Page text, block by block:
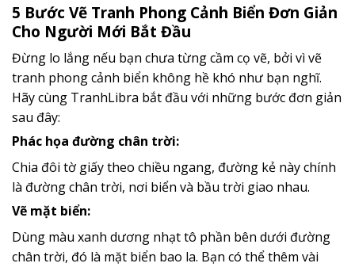
5 Bước Vẽ Tranh Phong Cảnh Biển Đơn Giản
Cho Người Mới Bắt Đầu
Đừng lo lắng nếu bạn chưa từng cầm cọ vẽ, bởi vì vẽ
tranh phong cảnh biển không hề khó như bạn nghĩ.
Hãy cùng TranhLibra bắt đầu với những bước đơn giản
sau đây:
Phác họa đường chân trời:
Chia đôi tờ giấy theo chiều ngang, đường kẻ này chính
là đường chân trời, nơi biển và bầu trời giao nhau.
Vẽ mặt biển:
Dùng màu xanh dương nhạt tô phần bên dưới đường
chân trời, đó là mặt biển bao la. Bạn có thể thêm vài